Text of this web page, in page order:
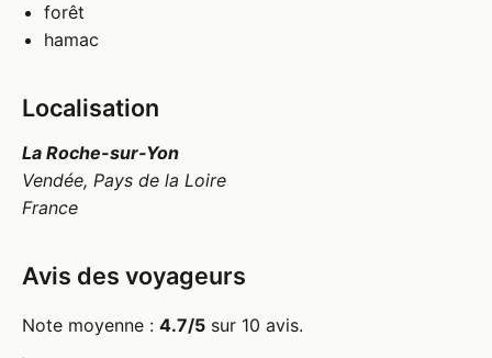
forêt
hamac
Localisation
La Roche-sur-Yon
Vendée, Pays de la Loire
France
Avis des voyageurs
Note moyenne : 4.7/5 sur 10 avis.